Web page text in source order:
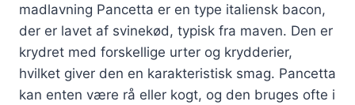
madlavning Pancetta er en type italiensk bacon,
der er lavet af svinekød, typisk fra maven. Den er
krydret med forskellige urter og krydderier,
hvilket giver den en karakteristisk smag. Pancetta
kan enten være rå eller kogt, og den bruges ofte i